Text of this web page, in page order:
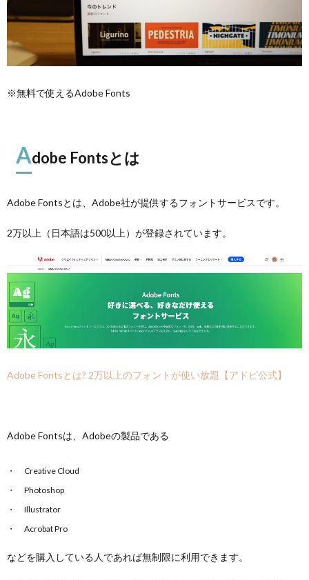
※無料で使えるAdobe Fonts
Adobe Fontsとは
Adobe Fontsとは、Adobe社が提供するフォントサービスです。
2万以上（日本語は500以上）が登録されています。
Adobe Fontsとは? 2万以上のフォントが使い放題【アドビ公式】
Adobe Fontsは、Adobeの製品である
Creative Cloud
Photoshop
Illustrator
Acrobat Pro
などを購入している人であれば無制限に利用できます。